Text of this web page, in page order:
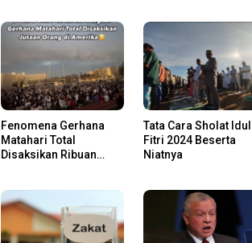
Fenomena Gerhana
Matahari Total
Disaksikan Ribuan
Tata Cara Sholat Idul
Fitri 2024 Beserta
Niatnya